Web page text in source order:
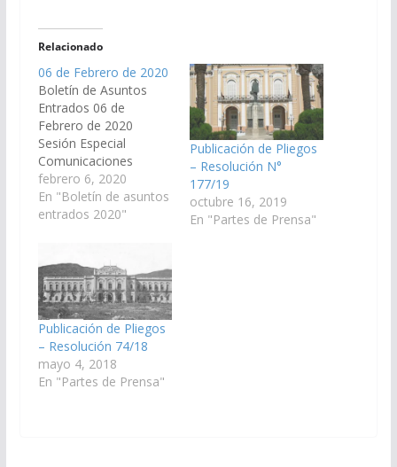
Relacionado
06 de Febrero de 2020
Boletín de Asuntos
Entrados 06 de
Febrero de 2020
Sesión Especial
Comunicaciones
Oficiales Decreto N°
158/2020 por el cual se
convoca a las Cámaras
tratamiento de los
proyectos de leyes que
se consignan en los
Anexos I, II y III, bajo
las disposiciones de…
febrero 6, 2020
En "Boletín de asuntos
entrados 2020"
Publicación de Pliegos
– Resolución N°
177/19
octubre 16, 2019
En "Partes de Prensa"
Publicación de Pliegos
– Resolución 74/18
mayo 4, 2018
En "Partes de Prensa"